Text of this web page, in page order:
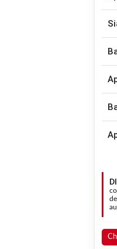
nada.